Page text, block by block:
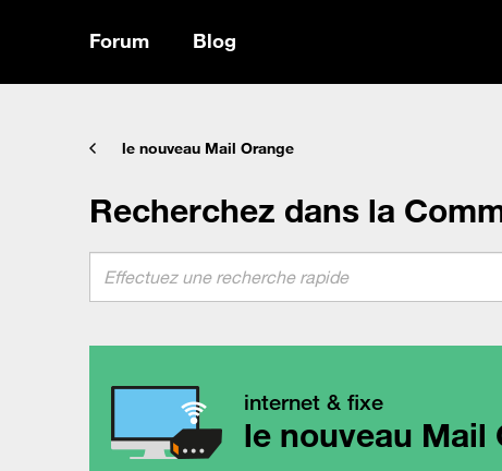
Forum Blog
le nouveau Mail Orange
Recherchez dans la
internet & fixe
le nouveau Mail